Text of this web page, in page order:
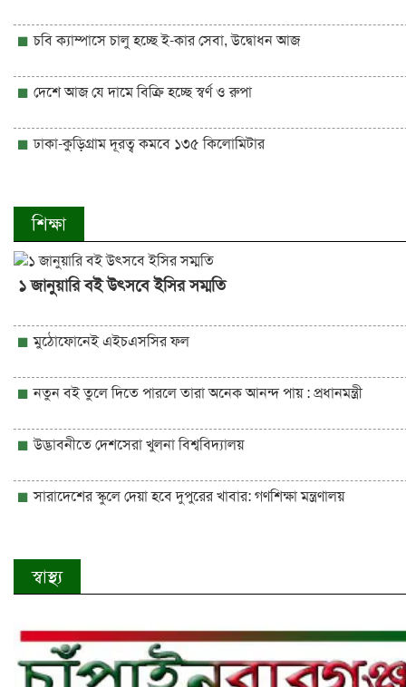
চবি ক্যাম্পাসে চালু হচ্ছে ই-কার সেবা, উদ্বোধন আজ
দেশে আজ যে দামে বিক্রি হচ্ছে স্বর্ণ ও রুপা
ঢাকা-কুড়িগ্রাম দূরত্ব কমবে ১৩৫ কিলোমিটার
শিক্ষা
১ জানুয়ারি বই উৎসবে ইসির সম্মতি
মুঠোফোনেই এইচএসসির ফল
নতুন বই তুলে দিতে পারলে তারা অনেক আনন্দ পায় : প্রধানমন্ত্রী
উদ্ভাবনীতে দেশসেরা খুলনা বিশ্ববিদ্যালয়
সারাদেশের স্কুলে দেয়া হবে দুপুরের খাবার: গণশিক্ষা মন্ত্রণালয়
স্বাস্থ্য